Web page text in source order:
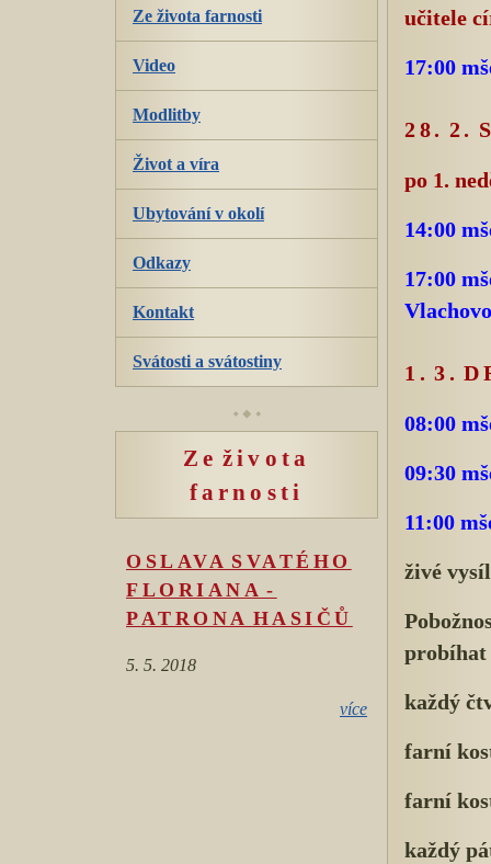
učitele
17:00
28. 2.
po 1.
14:00
17:00
1. 3.
08:00
09:30
11:00
živé
probíhat
každý
farní
farní
každý
Ze života farnosti
Video
Modlitby
Život a víra
Ubytování v okolí
Odkazy
Kontakt
Svátosti a svátostiny
Ze života
farnosti
OSLAVA SVATÉHO
FLORIANA -
PATRONA HASIČŮ
5. 5. 2018
více